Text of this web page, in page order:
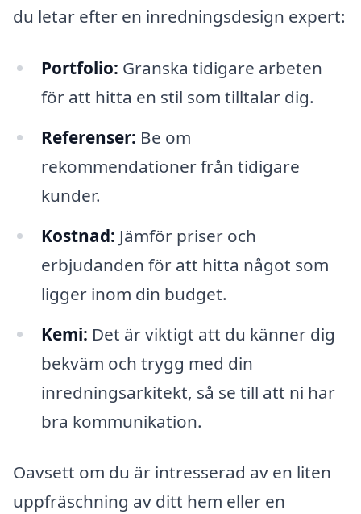
du letar efter en inredningsdesign expert:
Portfolio: Granska tidigare arbeten
för att hitta en stil som tilltalar dig.
Referenser: Be om
rekommendationer från tidigare
kunder.
Kostnad: Jämför priser och
erbjudanden för att hitta något som
ligger inom din budget.
Kemi: Det är viktigt att du känner dig
bekväm och trygg med din
inredningsarkitekt, så se till att ni har
bra kommunikation.
Oavsett om du är intresserad av en liten
uppfräschning av ditt hem eller en